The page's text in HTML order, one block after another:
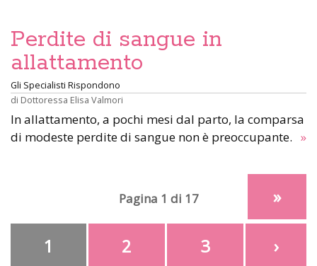
Perdite di sangue in
allattamento
Gli Specialisti Rispondono
di Dottoressa Elisa Valmori
In allattamento, a pochi mesi dal parto, la comparsa
di modeste perdite di sangue non è preoccupante. »
Pagina 1 di 17
1 2 3 ›
»